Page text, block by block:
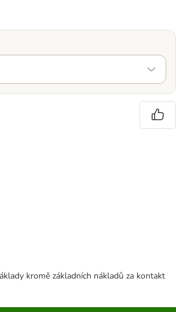
kromě základních nákladů za kontakt